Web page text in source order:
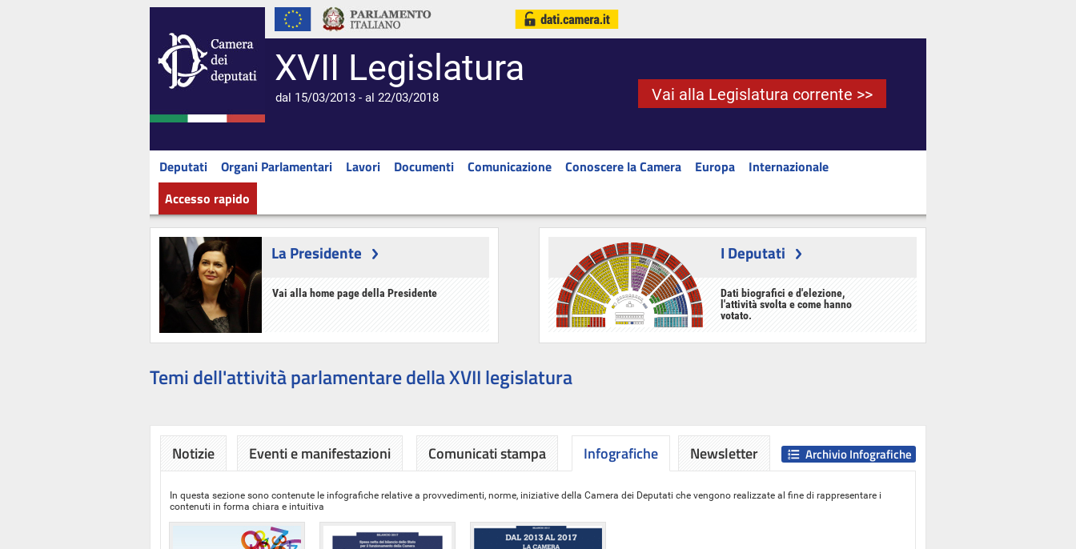
XVII Legislatura
dal 15/03/2013 - al 22/03/2018 Vai alla Legislatura corrente >>
Deputati Organi Parlamentari Lavori Documenti Comunicazione Conoscere la Camera Europa
Internazionale
Accesso rapido
La Presidente
Vai alla home page della Presidente
I Deputati
Dati biografici e d'elezione,
l'attività svolta e come hanno
votato.
Temi dell'attività parlamentare della XVII legislatura
Notizie Eventi e manifestazioni Comunicati stampa Infografiche
In questa sezione sono contenute le infografiche relative a provvedimenti, norme, iniziative della Camera dei Deputati che vengono realizzate al fine di rappresentare i
contenuti in forma chiara e intuitiva
Archivio Infografiche
Newsletter